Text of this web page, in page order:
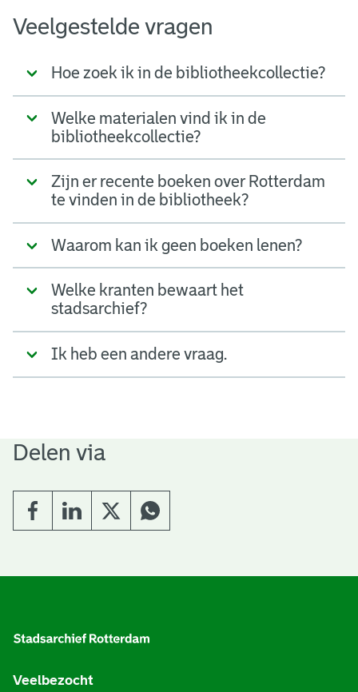
Veelgestelde vragen
Hoe zoek ik in de bibliotheekcollectie?
Welke materialen vind ik in de
bibliotheekcollectie?
Zijn er recente boeken over Rotterdam
te vinden in de bibliotheek?
Waarom kan ik geen boeken lenen?
Welke kranten bewaart het
stadsarchief?
Ik heb een andere vraag.
Delen via
Veelbezocht